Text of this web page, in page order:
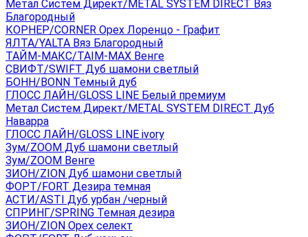
Метал Систем Директ/METAL SYSTEM DIRECT Вяз
Благородный
КОРНЕР/CORNER Орех Лоренцо - Графит
ЯЛТА/YALTA Вяз Благородный
ТАЙМ-МАКС/TAIM-MAX Венге
СВИФТ/SWIFT Дуб шамони светлый
БОНН/BONN Темный дуб
ГЛОСС ЛАЙН/GLOSS LINE Белый премиум
Метал Систем Директ/METAL SYSTEM DIRECT Дуб
Наварра
ГЛОСС ЛАЙН/GLOSS LINE ivory
Зум/ZOOM Дуб шамони светлый
Зум/ZOOM Венге
ЗИОН/ZION Дуб шамони светлый
ФОРТ/FORT Дезира темная
АСТИ/ASTI Дуб урбан /черный
СПРИНГ/SPRING Темная дезира
ЗИОН/ZION Орех селект